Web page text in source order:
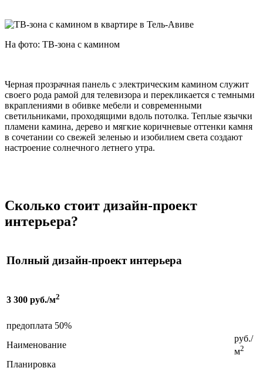
На фото: ТВ-зона с камином
Черная прозрачная панель с электрическим камином служит
своего рода рамой для телевизора и перекликается с темными
вкраплениями в обивке мебели и современными
светильниками, проходящими вдоль потолка. Теплые язычки
пламени камина, дерево и мягкие коричневые оттенки камня
в сочетании со свежей зеленью и изобилием света создают
настроение солнечного летнего утра.
Сколько стоит дизайн-проект
интерьера?
Полный дизайн-проект интерьера
3 300 руб./м2
предоплата 50%
Наименование
руб./
м2
Планировка